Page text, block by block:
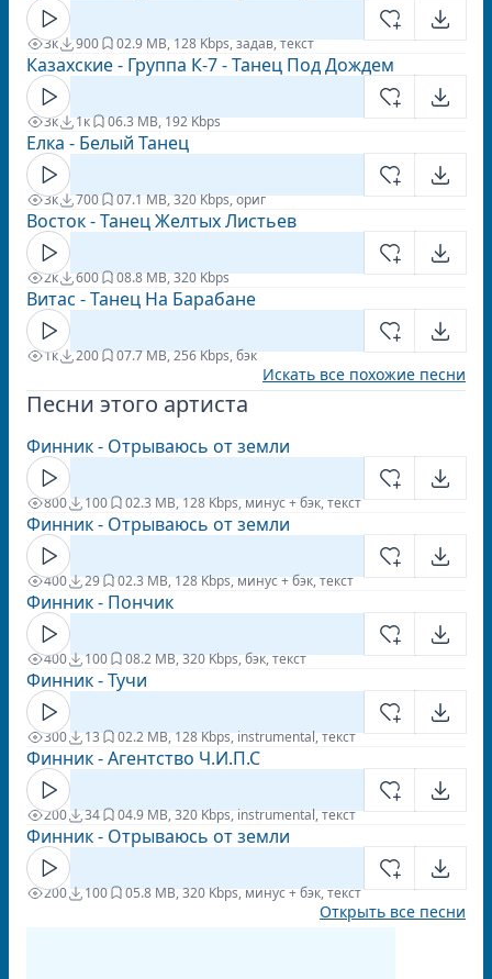
3к 900 02.9 MB, 128 Kbps, задав, текст
Казахские - Группа К-7 - Танец Под Дождем
3к 1к 06.3 MB, 192 Kbps
Елка - Белый Танец
3к 700 07.1 MB, 320 Kbps, ориг
Восток - Танец Желтых Листьев
2к 600 08.8 MB, 320 Kbps
Витас - Танец На Барабане
1к 200 07.7 MB, 256 Kbps, бэк
Искать все похожие песни
Песни этого артиста
Финник - Отрываюсь от земли
800 100 02.3 MB, 128 Kbps, минус + бэк, текст
Финник - Отрываюсь от земли
400 29 02.3 MB, 128 Kbps, минус + бэк, текст
Финник - Пончик
400 100 08.2 MB, 320 Kbps, бэк, текст
Финник - Тучи
300 13 02.2 MB, 128 Kbps, instrumental, текст
Финник - Агентство Ч.И.П.С
200 34 04.9 MB, 320 Kbps, instrumental, текст
Финник - Отрываюсь от земли
200 100 05.8 MB, 320 Kbps, минус + бэк, текст
Открыть все песни